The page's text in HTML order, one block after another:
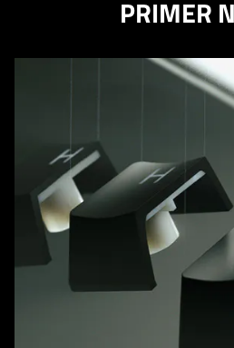
PRIMER